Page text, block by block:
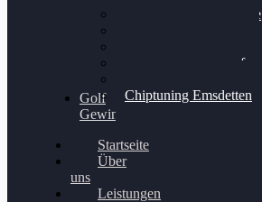
Bilgenroth Performance
Chiptuning Schüttorf
Chiptuning Emsdetten
Golf
Gewinnspiel
Startseite
Über
uns
Leistungen